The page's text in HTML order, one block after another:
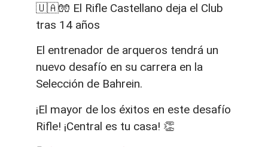
🇺🇦🧤 El Rifle Castellano deja el Club
tras 14 años
El entrenador de arqueros tendrá un
nuevo desafío en su carrera en la
Selección de Bahrein.
¡El mayor de los éxitos en este desafío
Rifle! ¡Central es tu casa! 👏